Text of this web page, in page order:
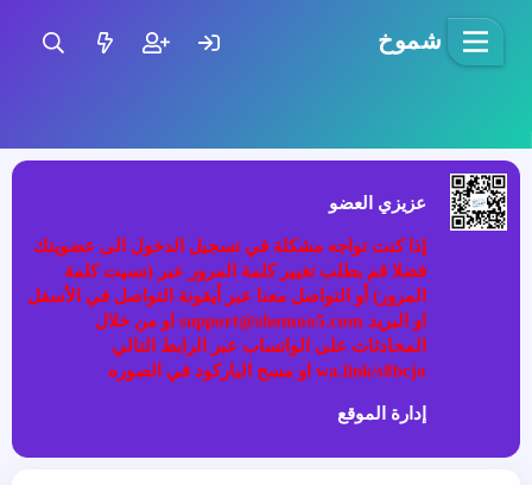
شموخ
عزيزي العضو
إذا كنت تواجه مشكلة في تسجيل الدخول الى عضويتك
فضلا قم بطلب تغيير كلمة المرور عبر (نسيت كلمة
المرور) أو التواصل معنا عبر أيقونة التواصل في الأسفل
او البريد support@shomoo5.com او من خلال
المحادثات على الواتساب عبر الرابط التالي
wa.link/s8bcjo او مسح الباركود في الصوره
إدارة الموقع